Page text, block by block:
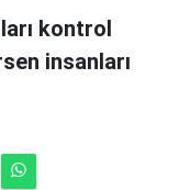
kontrol
insanları